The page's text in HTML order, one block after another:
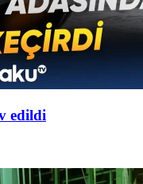
edildi